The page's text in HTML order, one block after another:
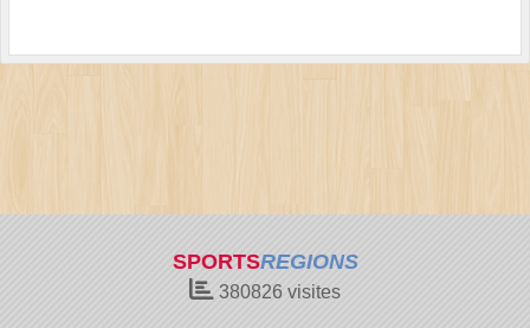
SPORTSREGIONS
380826 visites